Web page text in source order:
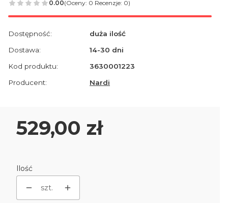
0.00(Oceny: 0 Recenzje: 0)
Dostępność:
duża ilość
Dostawa:
14-30 dni
Kod produktu:
3630001223
Producent:
Nardi
Cena
529,00 zł
Ilość
szt.